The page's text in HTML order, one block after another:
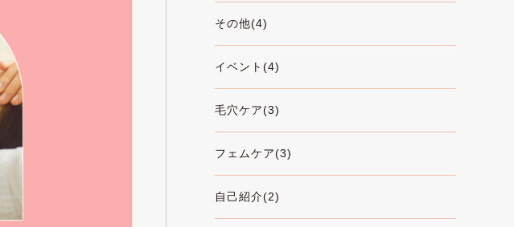
その他(4)
イベント(4)
毛穴ケア(3)
フェムケア(3)
自己紹介(2)